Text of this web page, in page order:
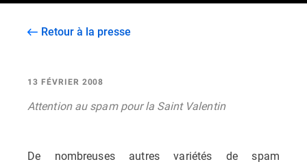
Retour à la presse
13 FÉVRIER 2008
Attention au spam pour la Saint Valentin
De nombreuses autres variétés de spam